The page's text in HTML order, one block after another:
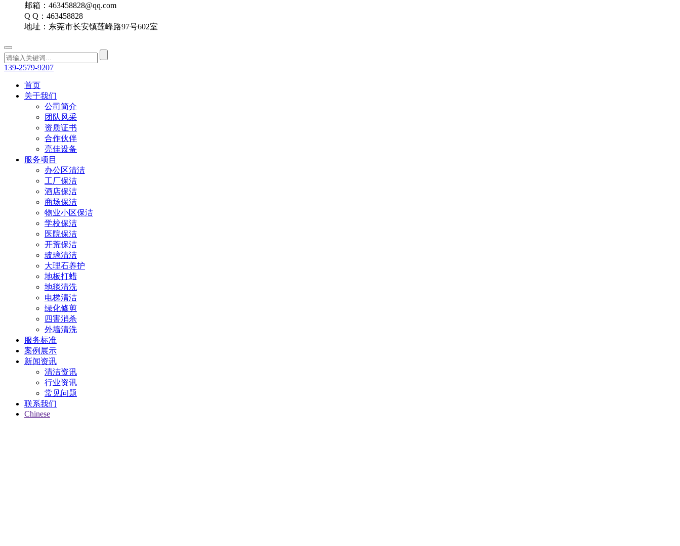
邮箱：463458828@qq.com
Q Q：463458828
地址：东莞市长安镇莲峰路97号602室
139-2579-9207
首页
关于我们
公司简介
团队风采
资质证书
合作伙伴
亮佳设备
服务项目
办公区清洁
工厂保洁
酒店保洁
商场保洁
物业小区保洁
学校保洁
医院保洁
开荒保洁
玻璃清洁
大理石养护
地板打蜡
地毯清洗
电梯清洁
绿化修剪
四害消杀
外墙清洗
服务标准
案例展示
新闻资讯
清洁资讯
行业资讯
常见问题
联系我们
Chinese